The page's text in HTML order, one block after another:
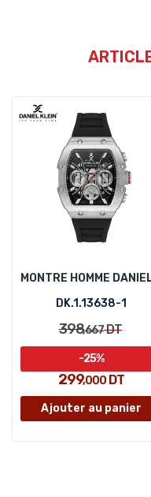
DK.1.13638-1
398,667DT
299,000 DT
-25%
Ajouter au panier